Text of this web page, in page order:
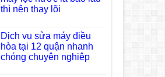
thì nên thay lõi
Dịch vụ sửa máy điều
hòa tại 12 quận nhanh
chóng chuyên nghiệp